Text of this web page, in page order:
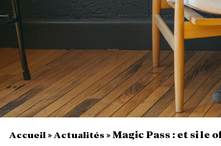
Accueil » Actualités»Magic Pass : et si le